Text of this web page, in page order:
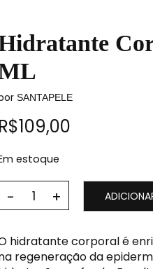
SANTAPELE
R$109,00
estoque
hidratante corporal é
regeneração da